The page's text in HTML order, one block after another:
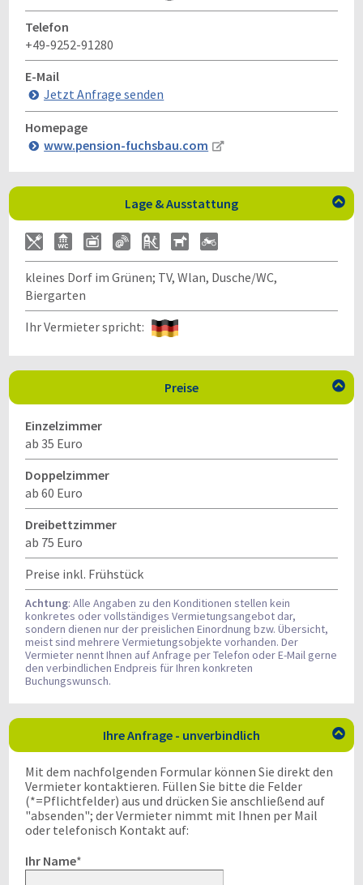
Telefon
+49-9252-91280
E-Mail
Jetzt Anfrage senden
Homepage
www.pension-fuchsbau.com
Lage & Ausstattung 
kleines Dorf im Grünen; TV, Wlan, Dusche/WC,
Biergarten
Ihr Vermieter spricht:
Preise 
Einzelzimmer
ab 35 Euro
Doppelzimmer
ab 60 Euro
Dreibettzimmer
ab 75 Euro
Preise inkl. Frühstück
Achtung: Alle Angaben zu den Konditionen stellen kein
konkretes oder vollständiges Vermietungsangebot dar,
sondern dienen nur der preislichen Einordnung bzw. Übersicht,
meist sind mehrere Vermietungsobjekte vorhanden. Der
Vermieter nennt Ihnen auf Anfrage per Telefon oder E-Mail gerne
den verbindlichen Endpreis für Ihren konkreten
Buchungswunsch.
Ihre Anfrage - unverbindlich 
Mit dem nachfolgenden Formular können Sie direkt den
Vermieter kontaktieren. Füllen Sie bitte die Felder
(*=Pflichtfelder) aus und drücken Sie anschließend auf
"absenden"; der Vermieter nimmt mit Ihnen per Mail
oder telefonisch Kontakt auf:
Ihr Name*